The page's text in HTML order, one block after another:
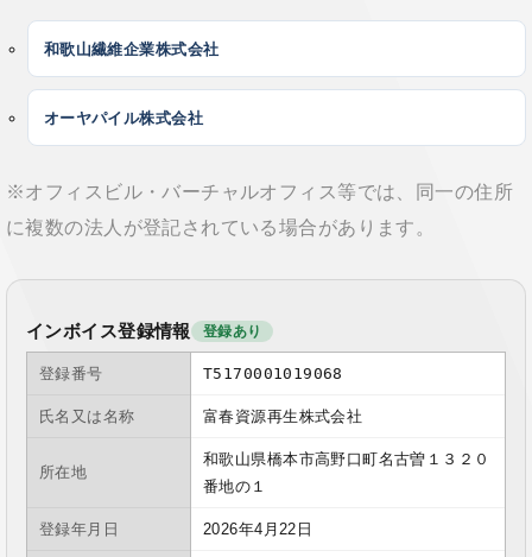
和歌山繊維企業株式会社
オーヤパイル株式会社
※オフィスビル・バーチャルオフィス等では、同一の住所
に複数の法人が登記されている場合があります。
インボイス登録情報 登録あり
登録番号 T5170001019068
氏名又は名称 富春資源再生株式会社
所在地
和歌山県橋本市高野口町名古曽１３２０
番地の１
登録年月日 2026年4月22日